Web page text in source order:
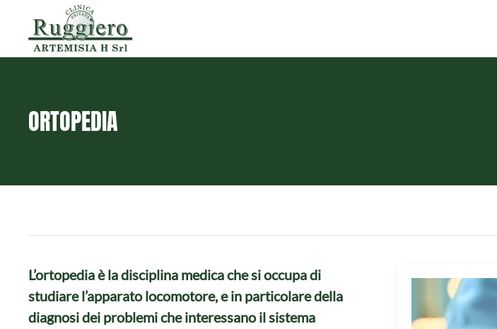
Skip to main content
ORTOPEDIA
L’ortopedia è la disciplina medica che si occupa di
studiare l’apparato locomotore, e in particolare della
diagnosi dei problemi che interessano il sistema